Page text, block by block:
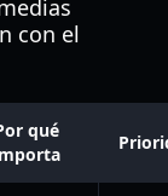
con el
qué